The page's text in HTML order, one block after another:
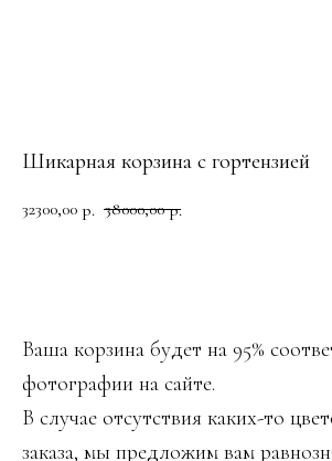
Шикарная корзина с гортензией
32300,00 р. 38000,00 р.
Ваша корзина будет на 95%
фотографии на сайте.
В случае отсутствия каких-то
заказа, мы предложим вам